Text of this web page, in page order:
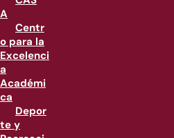
A
Centr
o para la
Excelenci
a
Académi
ca
Depor
te y